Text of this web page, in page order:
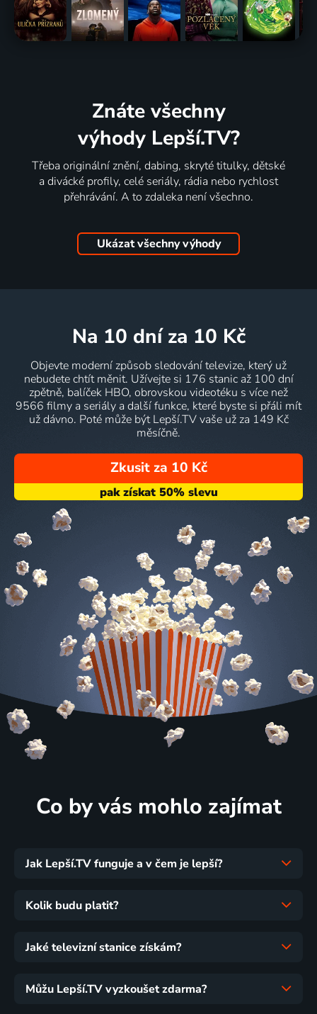
Znáte všechny
výhody Lepší.TV?
Třeba originální znění, dabing, skryté titulky, dětské
a divácké profily, celé seriály, rádia nebo rychlost
přehrávání. A to zdaleka není všechno.
Ukázat všechny výhody
na 10 dní za 10 Kč
Objevte moderní způsob sledování televize, který už
nebudete chtít měnit. Užívejte si 176 stanic až 100 dní
zpětně, balíček HBO, obrovskou videotéku s více než
9566 filmy a seriály a další funkce, které byste si přáli mít
už dávno. Poté může být Lepší.TV vaše už za 149 Kč
měsíčně.
Zkusit za 10 Kč
Co by vás mohlo zajímat
Jak Lepší.TV funguje a v čem je lepší?
Kolik budu platit?
Jaké televizní stanice získám?
Můžu Lepší.TV vyzkoušet zdarma?